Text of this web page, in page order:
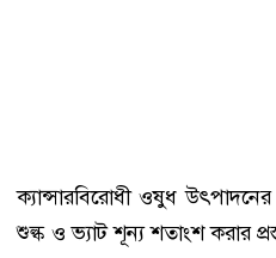
ক্যান্সারবিরোধী ওষুধ
শুল্ক ও ভ্যাট শূন্য শতাংশ করার